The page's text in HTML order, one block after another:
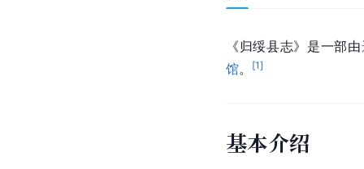
《归绥县志》是一部由
馆。 [1]
基本介绍